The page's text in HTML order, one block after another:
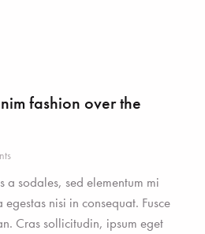
fashion over the
a sodales, sed elementum mi
nisi in consequat. Fusce
Cras sollicitudin, ipsum eget